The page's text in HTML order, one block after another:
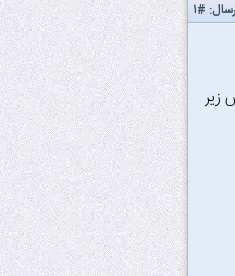
#۱
زیر